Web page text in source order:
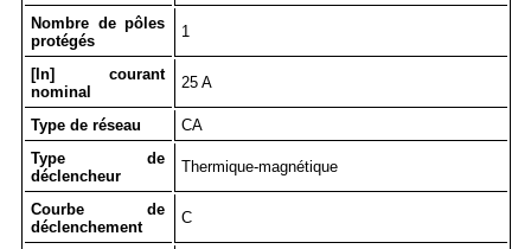
Nombre de pôles
protégés
1
[In] courant
nominal
25 A
Type de réseau
CA
Type de
déclencheur
Thermique-magnétique
Courbe de
déclenchement
C